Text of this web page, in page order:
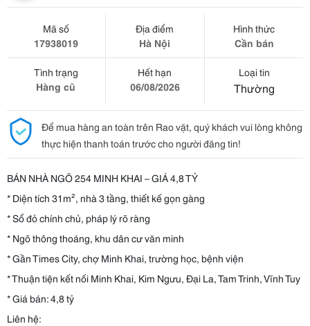
Mã số
17938019
Địa điểm
Hà Nội
Hình thức
Cần bán
Tình trạng
Hàng cũ
Hết hạn
06/08/2026
Loại tin
Thường
Để mua hàng an toàn trên Rao vặt, quý khách vui lòng không
thực hiện thanh toán trước cho người đăng tin!
BÁN NHÀ NGÕ 254 MINH KHAI – GIÁ 4,8 TỶ
* Diện tích 31m², nhà 3 tầng, thiết kế gọn gàng
* Sổ đỏ chính chủ, pháp lý rõ ràng
* Ngõ thông thoáng, khu dân cư văn minh
* Gần Times City, chợ Minh Khai, trường học, bệnh viện
* Thuận tiện kết nối Minh Khai, Kim Ngưu, Đại La, Tam Trinh, Vĩnh Tuy
* Giá bán: 4,8 tỷ
Liên hệ: